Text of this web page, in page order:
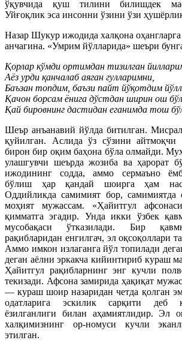
ўқувчида қуш тилини билишдек
Уйғоқлик эса инсонни ўзини ўзи
Назар Шукур ижодида халқона
анчагина. «Умрим йўлларида» шеъри
Қорлар кўмди ортимдан тизилган
Аёз урди қанчалаб аяган гулларимни,
Баъзан топдим, баъзи пайт йўқотдим
Қачон борсам ёнига дўстдан ширин ош
Қай бировнинг дастидан еганимда тош
Шеър анъанавий йўлда битилган.
қуйилган. Аслида ўз сўзини
бирон бир оқим баҳона бўла олмайди.
улашгувчи шеърда жозиба ва ҳарорат
ижодининг содда, аммо сермаъно
бўлиш ҳар қандай шоирга ҳам
Оддийликда самимият бор,
моҳият мужассам. «Ҳайитгул
қимматга эгадир. Унда икки ўзбек
мусобақаси ўтказилади. Бир
рақибларидан енгилгач, эл оқсоқоллари
Аммо имкон излаганга йўл топилади
деган аёлни эркакча кийинтириб кураш
Ҳайитгул рақибларнинг энг кучли
текизади. Афсона замирида ҳақиқат
— кураш шоир назаридан четда қолган
одатларига эскилик сарқити деб
ёзилганлиги билан аҳамиятлидир. Эл
халқимизнинг ор-номуси кучли
этилган.